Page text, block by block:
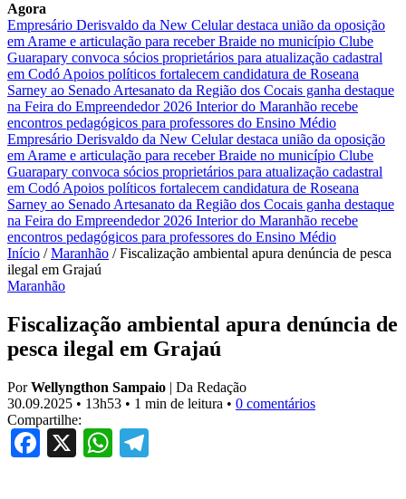
Agora
Empresário Derisvaldo da New Celular destaca união da oposição
em Arame e articulação para receber Braide no município Clube
Guarapary convoca sócios proprietários para atualização cadastral
em Codó Apoios políticos fortalecem candidatura de Roseana
Sarney ao Senado Artesanato da Região dos Cocais ganha destaque
na Feira do Empreendedor 2026 Interior do Maranhão recebe
encontros pedagógicos para professores do Ensino Médio
Empresário Derisvaldo da New Celular destaca união da oposição
em Arame e articulação para receber Braide no município Clube
Guarapary convoca sócios proprietários para atualização cadastral
em Codó Apoios políticos fortalecem candidatura de Roseana
Sarney ao Senado Artesanato da Região dos Cocais ganha destaque
na Feira do Empreendedor 2026 Interior do Maranhão recebe
encontros pedagógicos para professores do Ensino Médio
Início / Maranhão / Fiscalização ambiental apura denúncia de pesca
ilegal em Grajaú
Maranhão
Fiscalização ambiental apura denúncia de
pesca ilegal em Grajaú
PorWellyngthon Sampaio | Da Redação
30.09.2025 • 13h53 • 1 min de leitura • 0 comentários
Compartilhe:
Facebook
X WhatsApp